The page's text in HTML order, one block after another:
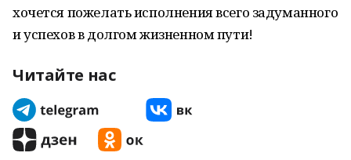
хочется пожелать исполнения всего задуманного
и успехов в долгом жизненном пути!
Читайте нас